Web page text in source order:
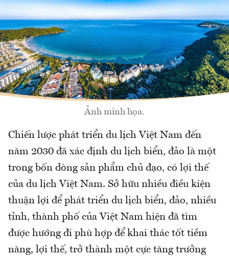
Ảnh minh họa.
Chiến lược phát triển du lịch Việt Nam đến
năm 2030 đã xác định du lịch biển, đảo là một
trong bốn dòng sản phẩm chủ đạo, có lợi thế
của du lịch Việt Nam. Sở hữu nhiều điều kiện
thuận lợi để phát triển du lịch biển, đảo, nhiều
tỉnh, thành phố của Việt Nam hiện đã tìm
được hướng đi phù hợp để khai thác tốt tiềm
năng, lợi thế, trở thành một cực tăng trưởng